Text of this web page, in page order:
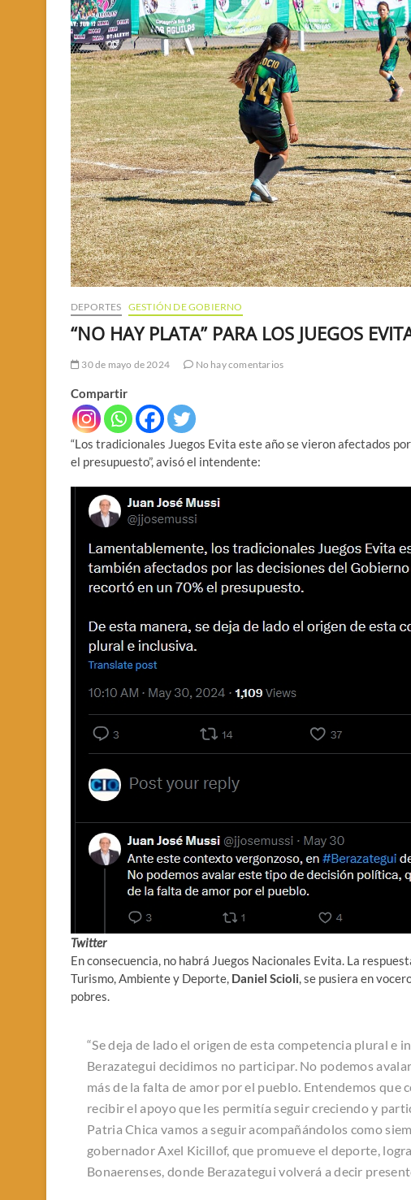
DEPORTES GESTIÓN DE GOBIERNO
“NO HAY PLATA” PARA LOS JUEGOS
30 de mayo de 2024 No hay comentarios
Compartir
“Los tradicionales Juegos Evita este año se vieron afectados
el presupuesto”, avisó el intendente:
Twitter
En consecuencia, no habrá Juegos Nacionales Evita. La
Turismo, Ambiente y Deporte, Daniel Scioli, se pusiera en
pobres.
“Se deja de lado el origen de esta competencia plural e
Berazategui decidimos no participar. No podemos
más de la falta de amor por el pueblo. Entendemos
recibir el apoyo que les permitía seguir creciendo y
Patria Chica vamos a seguir acompañándolos como
gobernador Axel Kicillof, que promueve el deporte,
Bonaerenses, donde Berazategui volverá a decir